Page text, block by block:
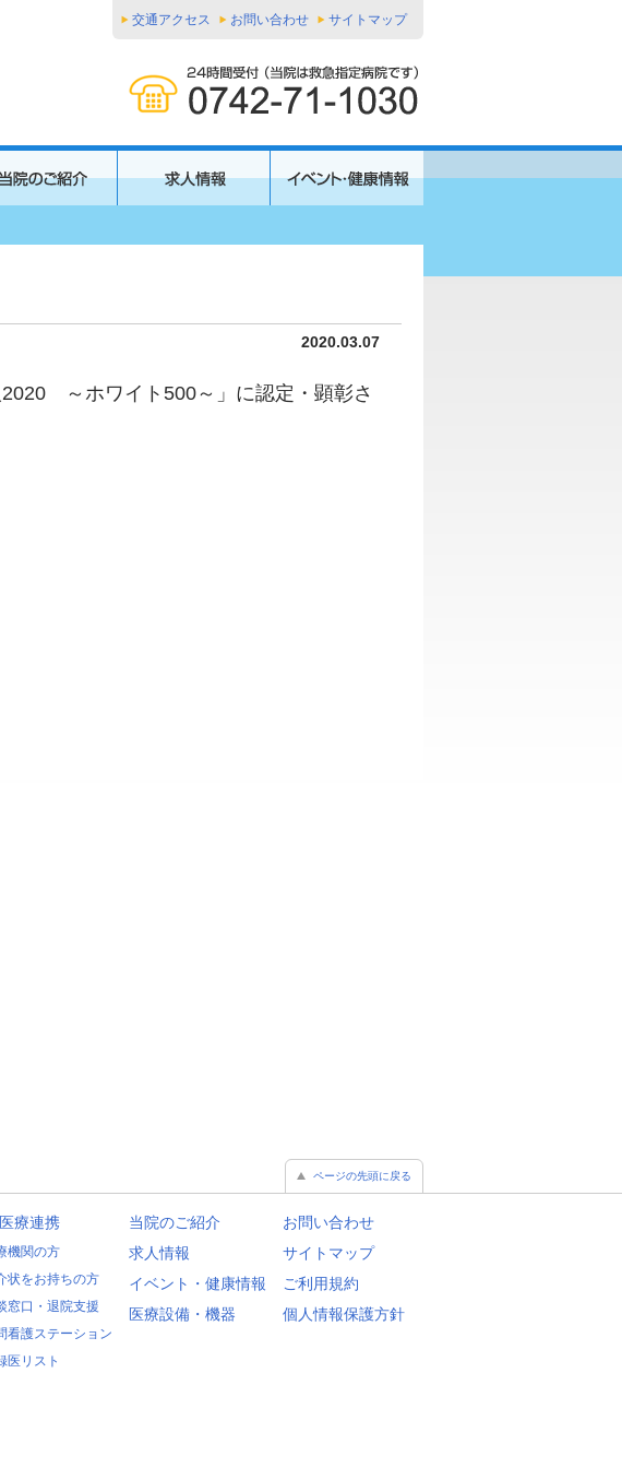
交通アクセス お問い合わせ サイトマップ
2020.03.07
～ホワイト500～」に認定・顕彰さ
ページの先頭に戻る
療連携
機関の方
状をお持ちの方
窓口・退院支援
看護ステーション
医リスト
当院のご紹介
求人情報
イベント・健康情報
医療設備・機器
お問い合わせ
サイトマップ
ご利用規約
個人情報保護方針